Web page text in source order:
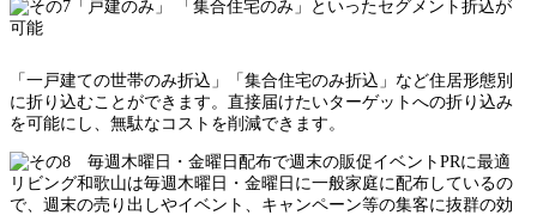
「一戸建ての世帯のみ折込」「集合住宅のみ折込」など住居形態別
に折り込むことができます。直接届けたいターゲットへの折り込み
を可能にし、無駄なコストを削減できます。
リビング和歌山は毎週木曜日・金曜日に一般家庭に配布しているの
で、週末の売り出しやイベント、キャンペーン等の集客に抜群の効